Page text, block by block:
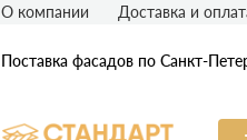
Поставка фасадов по Санкт-
О компании Доставка и